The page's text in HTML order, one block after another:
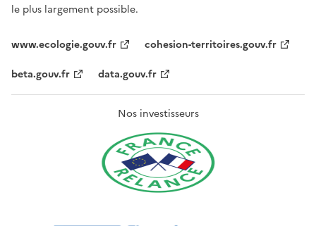
le plus largement possible.
www.ecologie.gouv.fr
cohesion-territoires.gouv.fr
beta.gouv.fr
data.gouv.fr
Nos investisseurs